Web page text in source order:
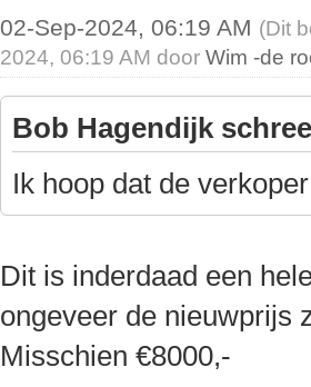
02-Sep-2024, 06:19 AM (Dit
2024, 06:19 AM doorWim -de
Bob Hagendijk
Ik hoop dat de
Dit is inderdaad een
ongeveer de nieuwprijs
Misschien €8000,-